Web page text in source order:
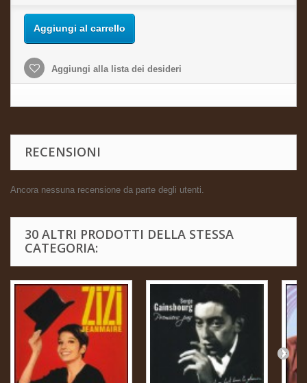
Aggiungi al carrello
Aggiungi alla lista dei desideri
RECENSIONI
Ancora nessuna recensione da parte degli utenti.
30 ALTRI PRODOTTI DELLA STESSA
CATEGORIA: